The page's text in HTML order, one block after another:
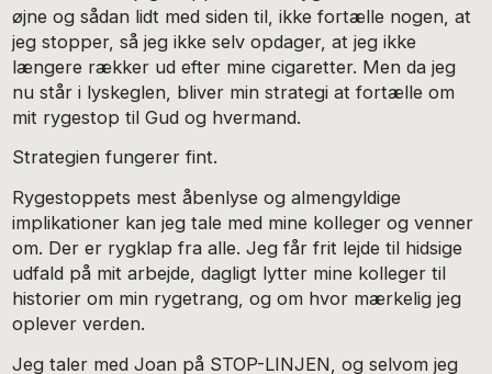
øjne og sådan lidt med siden til, ikke fortælle nogen, at
jeg stopper, så jeg ikke selv opdager, at jeg ikke
længere rækker ud efter mine cigaretter. Men da jeg
nu står i lyskeglen, bliver min strategi at fortælle om
mit rygestop til Gud og hvermand.
Strategien fungerer fint.
Rygestoppets mest åbenlyse og almengyldige
implikationer kan jeg tale med mine kolleger og venner
om. Der er rygklap fra alle. Jeg får frit lejde til hidsige
udfald på mit arbejde, dagligt lytter mine kolleger til
historier om min rygetrang, og om hvor mærkelig jeg
oplever verden.
Jeg taler med Joan på STOP-LINJEN, og selvom jeg